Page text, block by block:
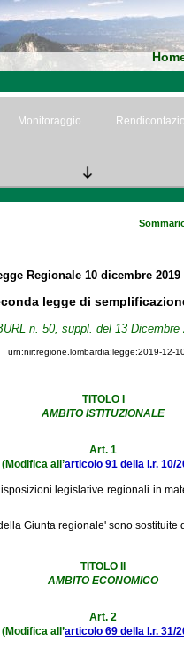
Monitoraggio
Regionale 10 dicembre 2019
legge di
n. 50, suppl. del 13 Dicembre
urn:nir:regione.lombardia:legge:2019-12-
TITOLO I
AMBITO ISTITUZIONALE
Art. 1
(Modifica all’articolo 91 della l.r. 10/
legislative regionali in
Giunta regionale' sono sostituite
TITOLO II
AMBITO ECONOMICO
Art. 2
(Modifica all’articolo 69 della l.r. 31/